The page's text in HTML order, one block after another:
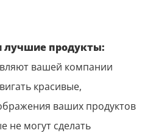
лучшие продукты:
вашей компании
красивые,
ваших продуктов
не могут сделать